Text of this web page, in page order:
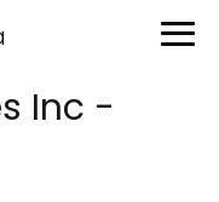
Inc -